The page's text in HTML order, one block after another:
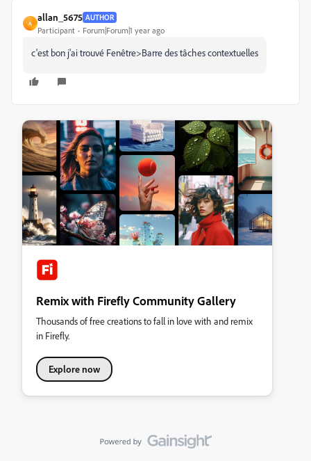
A
allan_5675 AUTHOR
Participant Forum|Forum|1 year ago
c'est bon j'ai trouvé Fenêtre>Barre des tâches contextuelles
Remix with Firefly Community Gallery
Thousands of free creations to fall in love with and remix
in Firefly.
Explore now